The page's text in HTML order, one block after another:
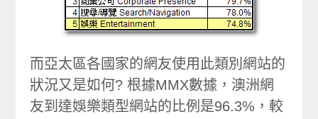
而亞太區各國家的網友使用此類別網站的
狀況又是如何? 根據MMX數據，澳洲網
友到達娛樂類型網站的比例是96.3%，較